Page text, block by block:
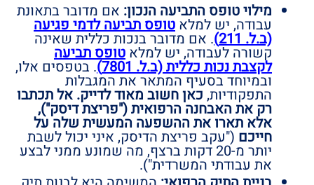
מילוי טופס התביעה הנכון: אם מדובר בתאונת
עבודה, יש למלא טופס תביעה לדמי פגיעה
(ב.ל. 211) . אם מדובר בנכות כללית שאינה
קשורה לעבודה, יש למלא טופס תביעה
לקצבת נכות כללית (ב.ל. 7801) . בטפסים אלו,
ובמיוחד בסעיף המתאר את המגבלות
התפקודיות, כאן חשוב מאוד לדייק. אל תכתבו
רק את האבחנה הרפואית ("פריצת דיסק"),
אלא תארו את ההשפעה המעשית שלה על
חייכם ("עקב פריצת הדיסק, איני יכול לשבת
יותר מ-20 דקות ברצף, מה שמונע ממני לבצע
את עבודתי המשרדית").